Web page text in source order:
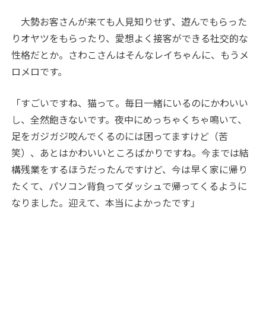
大勢お客さんが来ても人見知りせず、遊んでもらった
りオヤツをもらったり、愛想よく接客ができる社交的な
性格だとか。さわこさんはそんなレイちゃんに、もうメ
ロメロです。
「すごいですね、猫って。毎日一緒にいるのにかわいい
し、全然飽きないです。夜中にめっちゃくちゃ鳴いて、
足をガジガジ咬んでくるのには困ってますけど（苦
笑）、あとはかわいいところばかりですね。今までは結
構残業をするほうだったんですけど、今は早く家に帰り
たくて、パソコン背負ってダッシュで帰ってくるように
なりました。迎えて、本当によかったです」